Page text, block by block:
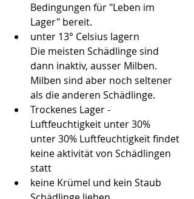
Bedingungen für "Leben im
Lager" bereit.
unter 13° Celsius lagern
Die meisten Schädlinge sind
dann inaktiv, ausser Milben.
Milben sind aber noch seltener
als die anderen Schädlinge.
Trockenes Lager -
Luftfeuchtigkeit unter 30%
unter 30% Luftfeuchtigkeit findet
keine aktivität von Schädlingen
statt
keine Krümel und kein Staub